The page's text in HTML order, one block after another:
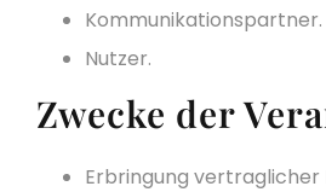
Kommunikationspartner.
Nutzer.
Zwecke der
Erbringung vertraglicher